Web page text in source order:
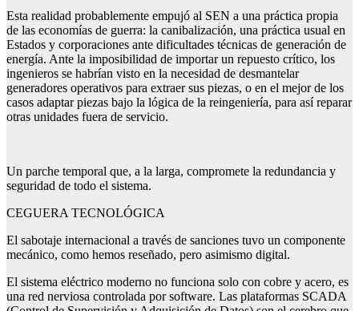
Esta realidad probablemente empujó al SEN a una práctica propia
de las economías de guerra: la canibalización, una práctica usual en
Estados y corporaciones ante dificultades técnicas de generación de
energía. Ante la imposibilidad de importar un repuesto crítico, los
ingenieros se habrían visto en la necesidad de desmantelar
generadores operativos para extraer sus piezas, o en el mejor de los
casos adaptar piezas bajo la lógica de la reingeniería, para así reparar
otras unidades fuera de servicio.
Un parche temporal que, a la larga, compromete la redundancia y
seguridad de todo el sistema.
CEGUERA TECNOLÓGICA
El sabotaje internacional a través de sanciones tuvo un componente
mecánico, como hemos reseñado, pero asimismo digital.
El sistema eléctrico moderno no funciona solo con cobre y acero, es
una red nerviosa controlada por software. Las plataformas SCADA